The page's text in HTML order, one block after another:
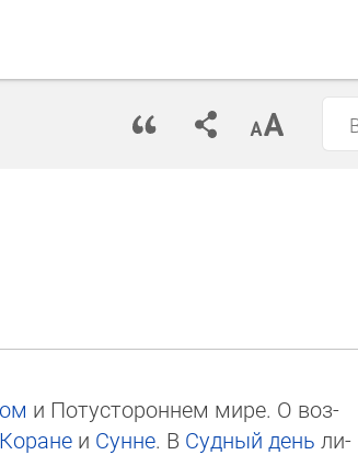
и Потустороннем мире. О воз­
Коране и Сунне. В Судный день ли­